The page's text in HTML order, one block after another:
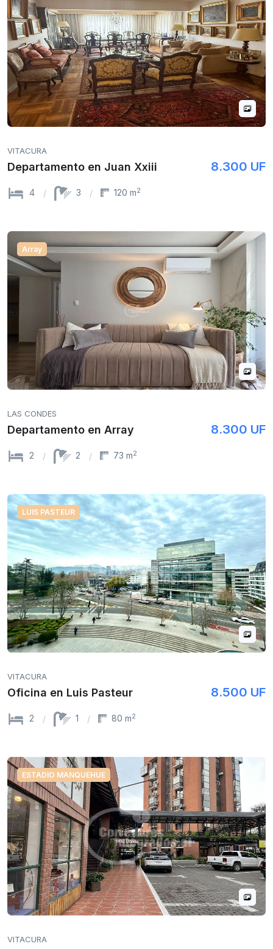
VITACURA
Departamento en Juan Xxiii 8.300 UF
4 3 120 m2
Array
LAS CONDES
Departamento en Array 8.300 UF
2 2 73 m2
LUIS PASTEUR
VITACURA
Oficina en Luis Pasteur 8.500 UF
2 1 80 m2
ESTADIO MANQUEHUE
VITACURA